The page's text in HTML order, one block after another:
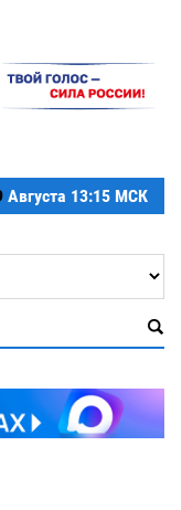
Августа 13:15 МСК